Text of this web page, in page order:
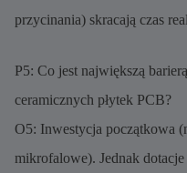
przycinania) skracają czas
P5: Co jest największą
ceramicznych płytek PCB?
O5: Inwestycja początkowa
mikrofalowe). Jednak